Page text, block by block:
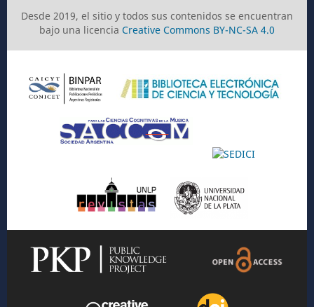
Desde 2019, el sitio y todos sus contenidos se encuentran
bajo una licencia Creative Commons BY-NC-SA 4.0